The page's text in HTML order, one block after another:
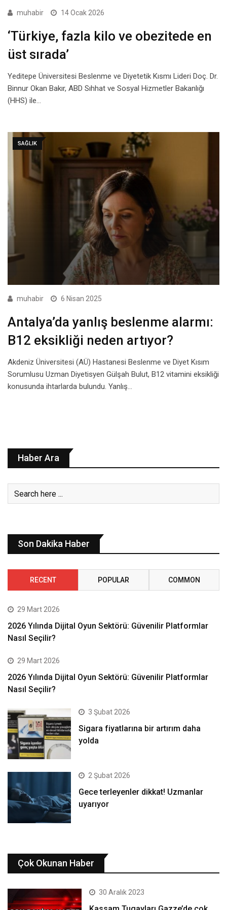
muhabir 14 Ocak 2026
‘Türkiye, fazla kilo ve obezitede en
üst sırada’
Yeditepe Üniversitesi Beslenme ve Diyetetik Kısmı Lideri Doç. Dr.
Binnur Okan Bakır, ABD Sıhhat ve Sosyal Hizmetler Bakanlığı
(HHS) ile…
SAĞLIK
muhabir 6 Nisan 2025
Antalya’da yanlış beslenme alarmı:
B12 eksikliği neden artıyor?
Akdeniz Üniversitesi (AÜ) Hastanesi Beslenme ve Diyet Kısım
Sorumlusu Uzman Diyetisyen Gülşah Bulut, B12 vitamini eksikliği
konusunda ihtarlarda bulundu. Yanlış…
Haber Ara
Son Dakika Haber
RECENT POPULAR COMMON
29 Mart 2026
2026 Yılında Dijital Oyun Sektörü: Güvenilir Platformlar
Nasıl Seçilir?
29 Mart 2026
2026 Yılında Dijital Oyun Sektörü: Güvenilir Platformlar
Nasıl Seçilir?
3 Şubat 2026
Sigara fiyatlarına bir artırım daha
yolda
2 Şubat 2026
Gece terleyenler dikkat! Uzmanlar
uyarıyor
Çok Okunan Haber
30 Aralık 2023